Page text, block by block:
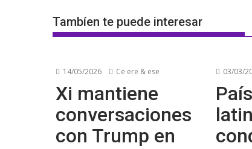
Tambíen te puede interesar
14/05/2026 Ce ere & ese
Xi mantiene
conversaciones
con Trump en
03/03/